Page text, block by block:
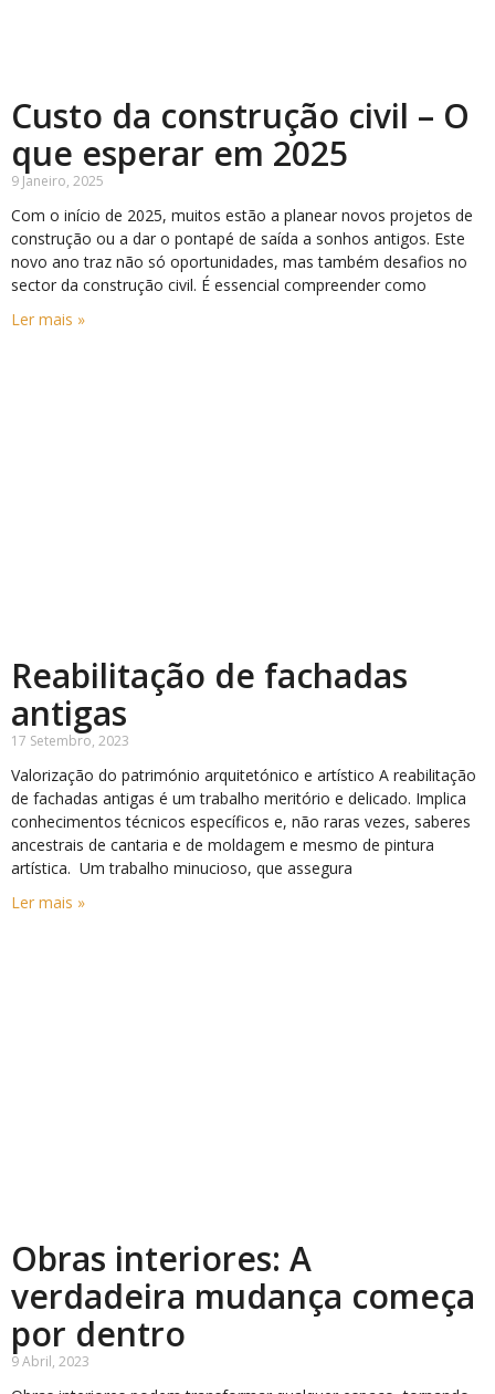
Custo da construção civil – O
que esperar em 2025
9 Janeiro, 2025
Com o início de 2025, muitos estão a planear novos projetos de
construção ou a dar o pontapé de saída a sonhos antigos. Este
novo ano traz não só oportunidades, mas também desafios no
sector da construção civil. É essencial compreender como
Ler mais »
Reabilitação de fachadas
antigas
17 Setembro, 2023
Valorização do património arquitetónico e artístico A reabilitação
de fachadas antigas é um trabalho meritório e delicado. Implica
conhecimentos técnicos específicos e, não raras vezes, saberes
ancestrais de cantaria e de moldagem e mesmo de pintura
artística. Um trabalho minucioso, que assegura
Ler mais »
Obras interiores: A
verdadeira mudança começa
por dentro
9 Abril, 2023